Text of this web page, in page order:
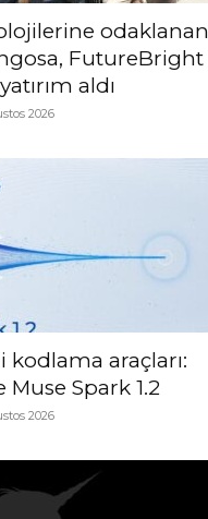
odaklanan
FutureBright
aldı
2026
kodlama araçları:
Muse Spark 1.2
2026